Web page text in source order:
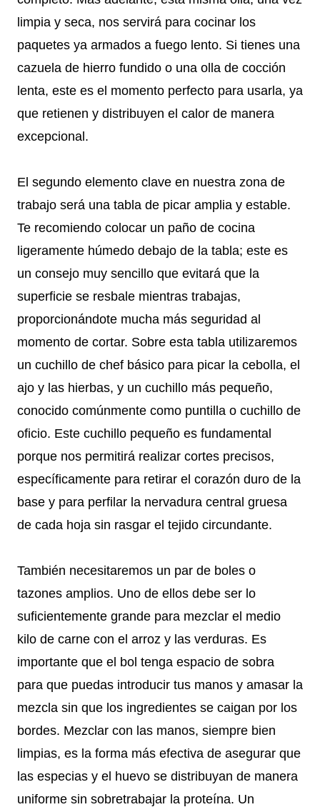
limpia y seca, nos servirá para cocinar los
paquetes ya armados a fuego lento. Si tienes una
cazuela de hierro fundido o una olla de cocción
lenta, este es el momento perfecto para usarla, ya
que retienen y distribuyen el calor de manera
excepcional.
El segundo elemento clave en nuestra zona de
trabajo será una tabla de picar amplia y estable.
Te recomiendo colocar un paño de cocina
ligeramente húmedo debajo de la tabla; este es
un consejo muy sencillo que evitará que la
superficie se resbale mientras trabajas,
proporcionándote mucha más seguridad al
momento de cortar. Sobre esta tabla utilizaremos
un cuchillo de chef básico para picar la cebolla, el
ajo y las hierbas, y un cuchillo más pequeño,
conocido comúnmente como puntilla o cuchillo de
oficio. Este cuchillo pequeño es fundamental
porque nos permitirá realizar cortes precisos,
específicamente para retirar el corazón duro de la
base y para perfilar la nervadura central gruesa
de cada hoja sin rasgar el tejido circundante.
También necesitaremos un par de boles o
tazones amplios. Uno de ellos debe ser lo
suficientemente grande para mezclar el medio
kilo de carne con el arroz y las verduras. Es
importante que el bol tenga espacio de sobra
para que puedas introducir tus manos y amasar la
mezcla sin que los ingredientes se caigan por los
bordes. Mezclar con las manos, siempre bien
limpias, es la forma más efectiva de asegurar que
las especias y el huevo se distribuyan de manera
uniforme sin sobretrabajar la proteína. Un